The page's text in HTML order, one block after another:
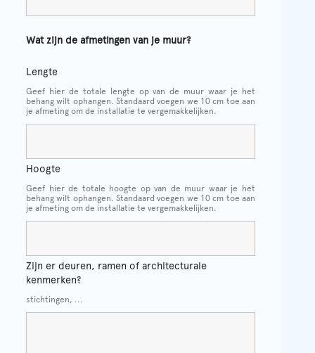
Wat zijn de afmetingen van je muur?
Lengte
Geef hier de totale lengte op van de muur waar je het
behang wilt ophangen. Standaard voegen we 10 cm toe aan
je afmeting om de installatie te vergemakkelijken.
Hoogte
Geef hier de totale hoogte op van de muur waar je het
behang wilt ophangen. Standaard voegen we 10 cm toe aan
je afmeting om de installatie te vergemakkelijken.
Zijn er deuren, ramen of architecturale
kenmerken?
stichtingen, ...